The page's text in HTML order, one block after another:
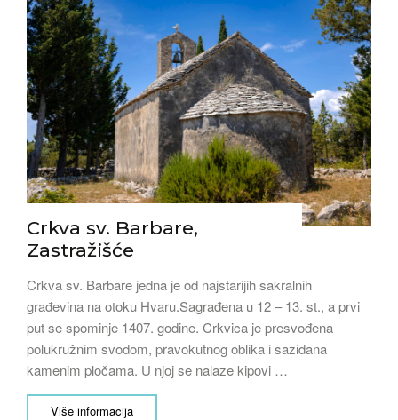
Crkva sv. Barbare,
Zastražišće
Crkva sv. Barbare jedna je od najstarijih sakralnih
građevina na otoku Hvaru.Sagrađena u 12 – 13. st., a prvi
put se spominje 1407. godine. Crkvica je presvođena
polukružnim svodom, pravokutnog oblika i sazidana
kamenim pločama. U njoj se nalaze kipovi …
Više informacija